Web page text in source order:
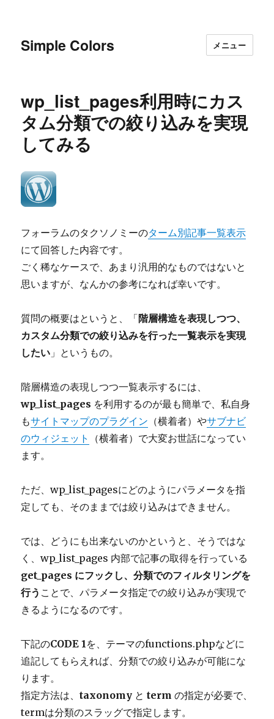
Simple Colors メニュー
wp_list_pages利用時にカス
タム分類での絞り込みを実現
してみる
フォーラムのタクソノミーのターム別記事一覧表示
にて回答した内容です。
ごく稀なケースで、あまり汎用的なものではないと
思いますが、なんかの参考になれば幸いです。
質問の概要はというと、「階層構造を表現しつつ、
カスタム分類での絞り込みを行った一覧表示を実現
したい 」というもの。
階層構造の表現しつつ一覧表示するには、
wp_list_pages を利用するのが最も簡単で、私自身
もサイトマップのプラグイン （横着者）やサブナビ
のウィジェット
（横着者）で大変お世話になってい
ます。
ただ、wp_list_pagesにどのようにパラメータを指
定しても、そのままでは絞り込みはできません。
では、どうにも出来ないのかというと、そうではな
く、wp_list_pages 内部で記事の取得を行っている
get_pages にフックし、分類でのフィルタリングを
行う ことで、パラメータ指定での絞り込みが実現で
きるようになるのです。
下記のCODE 1を、テーマのfunctions.phpなどに
追記してもらえれば、分類での絞り込みが可能にな
ります。
指定方法は、taxonomy とterm の指定が必要で、
termは分類のスラッグで指定します。